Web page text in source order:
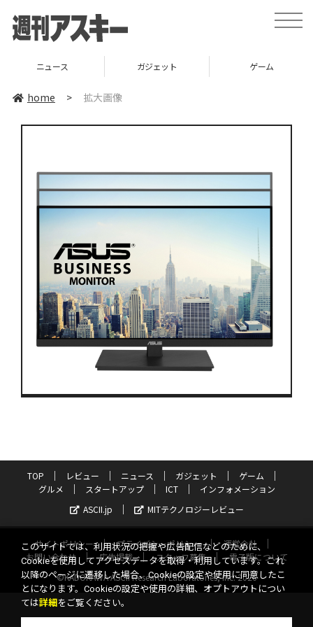
toggle
ニュース ガジェット ゲーム
home > 拡大画像
TOP レビュー ニュース ガジェット
ゲーム
グルメ
スタートアップ ICT
インフォメーション
ASCII.jp
MITテクノロジーレビュー
サイトポリシー プライバシーポリシー
運営会社
お問い合わせ
広告掲載 スタッフ募集
電子版について
©KADOKAWA ASCII Research Laboratories, Inc. 2026
このサイトでは、利用状況の把握や広告配信などのために、
Cookieを使用してアクセスデータを取得・利用しています。これ
以降のページに遷移した場合、Cookieの設定や使用に同意したこ
とになります。Cookieの設定や使用の詳細、オプトアウトについ
ては詳細 をご覧ください。